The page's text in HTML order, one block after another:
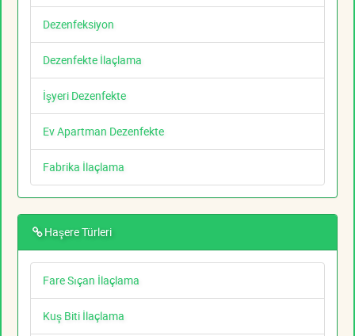
Dezenfeksiyon
Dezenfekte İlaçlama
İşyeri Dezenfekte
Ev Apartman Dezenfekte
Fabrika İlaçlama
Haşere Türleri
Fare Sıçan İlaçlama
Kuş Biti İlaçlama